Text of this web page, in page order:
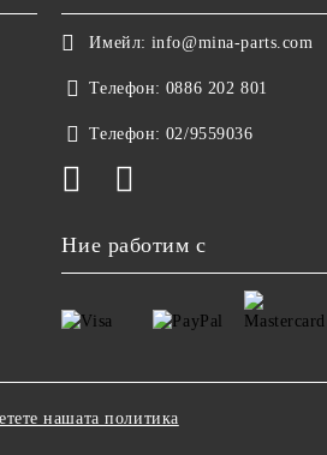
Имейл: info@mina-parts.com
Телефон: 0886 202 801
Телефон: 02/9559036
Ние работим с
нашата политика